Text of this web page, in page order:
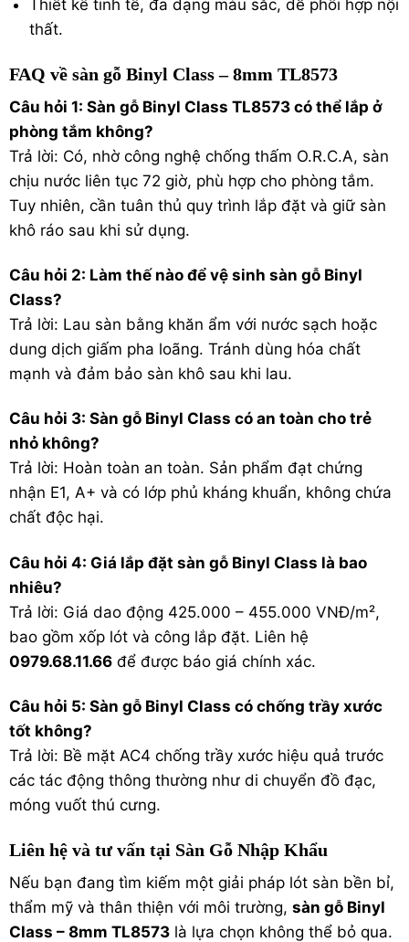
Thiết kế tinh tế, đa dạng màu sắc, dễ phối hợp nội
thất.
FAQ về sàn gỗ Binyl Class – 8mm TL8573
Câu hỏi 1: Sàn gỗ Binyl Class TL8573 có thể lắp ở
phòng tắm không?
Trả lời: Có, nhờ công nghệ chống thấm O.R.C.A, sàn
chịu nước liên tục 72 giờ, phù hợp cho phòng tắm.
Tuy nhiên, cần tuân thủ quy trình lắp đặt và giữ sàn
khô ráo sau khi sử dụng.
Câu hỏi 2: Làm thế nào để vệ sinh sàn gỗ Binyl
Class?
Trả lời: Lau sàn bằng khăn ẩm với nước sạch hoặc
dung dịch giấm pha loãng. Tránh dùng hóa chất
mạnh và đảm bảo sàn khô sau khi lau.
Câu hỏi 3: Sàn gỗ Binyl Class có an toàn cho trẻ
nhỏ không?
Trả lời: Hoàn toàn an toàn. Sản phẩm đạt chứng
nhận E1, A+ và có lớp phủ kháng khuẩn, không chứa
chất độc hại.
Câu hỏi 4: Giá lắp đặt sàn gỗ Binyl Class là bao
nhiêu?
Trả lời: Giá dao động 425.000 – 455.000 VNĐ/m²,
bao gồm xốp lót và công lắp đặt. Liên hệ
0979.68.11.66 để được báo giá chính xác.
Câu hỏi 5: Sàn gỗ Binyl Class có chống trầy xước
tốt không?
Trả lời: Bề mặt AC4 chống trầy xước hiệu quả trước
các tác động thông thường như di chuyển đồ đạc,
móng vuốt thú cưng.
Liên hệ và tư vấn tại Sàn Gỗ Nhập Khẩu
Nếu bạn đang tìm kiếm một giải pháp lót sàn bền bỉ,
thẩm mỹ và thân thiện với môi trường, sàn gỗ Binyl
Class – 8mm TL8573 là lựa chọn không thể bỏ qua.